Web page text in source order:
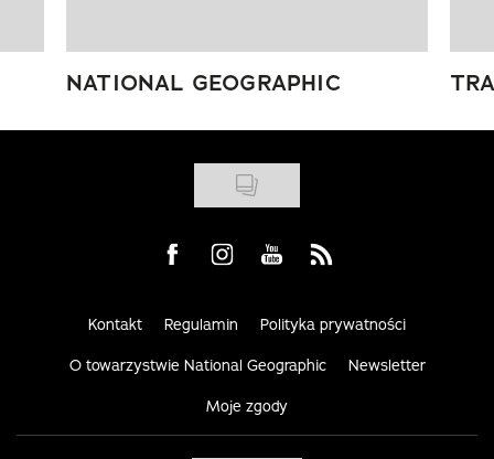
NATIONAL GEOGRAPHIC
Visit us on Facebook
Visit us on Instagram
Visit us on Youtube
Visit us on Rss
Kontakt Regulamin Polityka prywatności
O towarzystwie National Geographic Newsletter
Moje zgody